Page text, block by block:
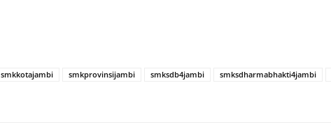
smkkotajambi smkprovinsijambi smksdb4jambi smksdharmabhakti4jambi